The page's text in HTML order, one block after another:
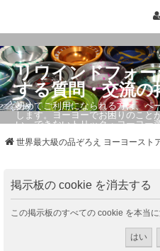
リワインドフォ
する質問・交流の
初めてご利用になられる方は、ペ
します。ヨーヨーでお困りのこと
い。できないトリック・ヨーヨー
世界最大級の品ぞろえ ヨーヨースト
掲示板の cookie を消去する
この掲示板のすべての cookie を本当